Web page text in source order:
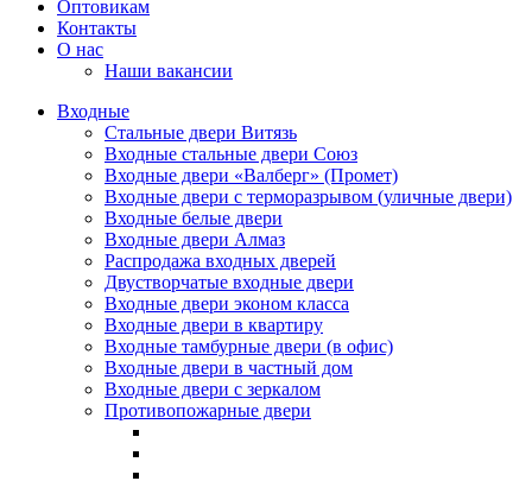
Оптовикам
Контакты
О нас
Наши вакансии
Входные
Стальные двери Витязь
Входные стальные двери Союз
Входные двери «Валберг» (Промет)
Входные двери с терморазрывом (уличные двери)
Входные белые двери
Входные двери Алмаз
Распродажа входных дверей
Двустворчатые входные двери
Входные двери эконом класса
Входные двери в квартиру
Входные тамбурные двери (в офис)
Входные двери в частный дом
Входные двери с зеркалом
Противопожарные двери